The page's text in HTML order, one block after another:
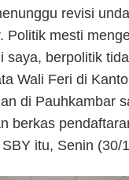
revisi
Politik mesti
saya, berpolitik
Wali Feri di
di Pauhkambar
berkas
itu, Senin (30/